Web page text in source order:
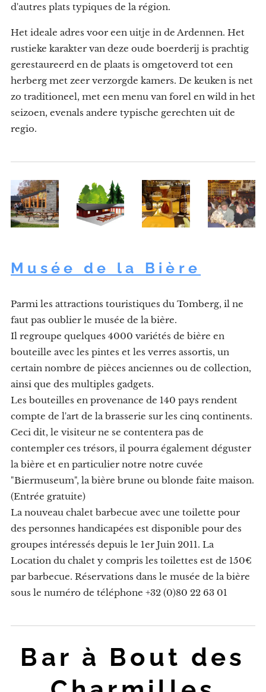
d'autres plats typiques de la région.
Het ideale adres voor een uitje in de Ardennen. Het
rustieke karakter van deze oude boerderij is prachtig
gerestaureerd en de plaats is omgetoverd tot een
herberg met zeer verzorgde kamers. De keuken is net
zo traditioneel, met een menu van forel en wild in het
seizoen, evenals andere typische gerechten uit de
regio.
Musée de la Bière
Parmi les attractions touristiques du Tomberg, il ne
faut pas oublier le musée de la bière.
Il regroupe quelques 4000 variétés de bière en
bouteille avec les pintes et les verres assortis, un
certain nombre de pièces anciennes ou de collection,
ainsi que des multiples gadgets.
Les bouteilles en provenance de 140 pays rendent
compte de l'art de la brasserie sur les cinq continents.
Ceci dit, le visiteur ne se contentera pas de
contempler ces trésors, il pourra également déguster
la bière et en particulier notre notre cuvée
"Biermuseum", la bière brune ou blonde faite maison.
(Entrée gratuite)
La nouveau chalet barbecue avec une toilette pour
des personnes handicapées est disponible pour des
groupes intéressés depuis le 1er Juin 2011. La
Location du chalet y compris les toilettes est de 150€
par barbecue. Réservations dans le musée de la bière
sous le numéro de téléphone +32 (0)80 22 63 01
Bar à Bout des